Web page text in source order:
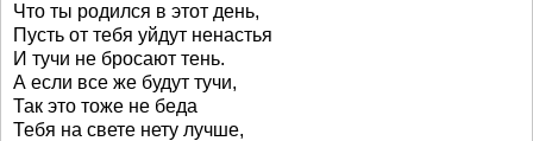
Что ты родился в этот день,
Пусть от тебя уйдут ненастья
И тучи не бросают тень.
А если все же будут тучи,
Так это тоже не беда
Тебя на свете нету лучше,